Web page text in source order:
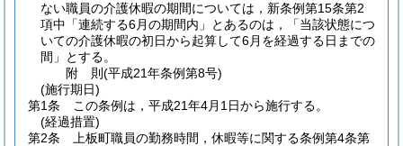
ない職員の介護休暇の期間については，新条例第15条第2
項中「連続する6月の期間内」とあるのは，「当該状態につ
いての介護休暇の初日から起算して6月を経過する日までの
間」とする。
附 則(平成21年条例第8号)
(施行期日)
第1条
この条例は，平成21年4月1日から施行する。
(経過措置)
第2条
上板町職員の勤務時間，休暇等に関する条例第4条第